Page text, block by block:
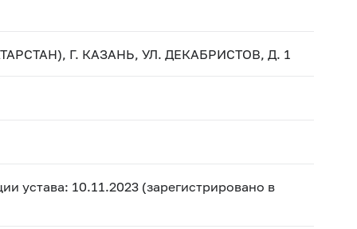
Г. КАЗАНЬ, УЛ. ДЕКАБРИСТОВ, Д. 1
устава: 10.11.2023 (зарегистрировано в